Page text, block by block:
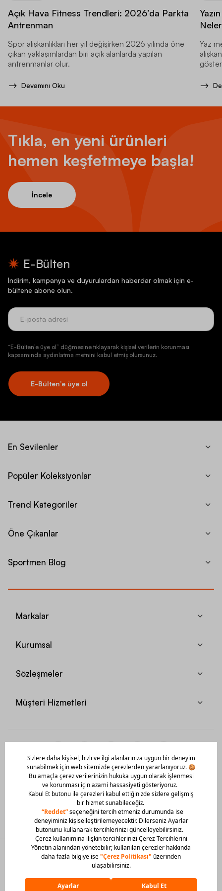
Açık Hava Fitness Trendleri: 2026’da Parkta
Antrenman
Spor alışkanlıkları her yıl değişirken 2026 yılında öne
çıkan yaklaşımlardan biri açık alanlarda yapılan
antrenmanlar olur.
Devamını Oku
Yaz
Tıkla, en yeni ürünleri
hemen keşfetmeye başla!
İncele
E-Bülten
İndirim, kampanya ve duyurulardan haberdar olmak için e-
bültene abone olun.
“E-Bülten’e üye ol” düğmesine tıklayarak kişisel verilerin korunması
kapsamında aydınlatma metnini kabul etmiş olursunuz.
E-Bülten’e üye ol
En Sevilenler
Popüler Koleksiyonlar
Trend Kategoriler
Öne Çıkanlar
Sportmen Blog
Markalar
Kurumsal
Sözleşmeler
Müşteri Hizmetleri
Mobil Uygulamamızı Hemen İndir!
© 2026 Barcin Tüm Hakları Saklıdır